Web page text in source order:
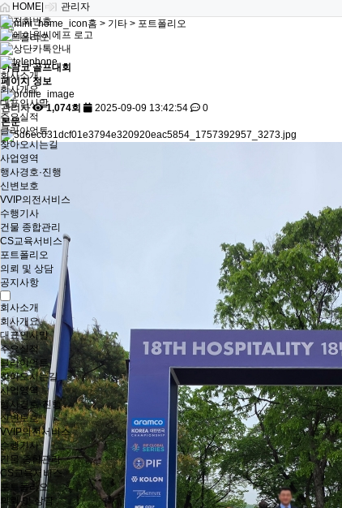
HOME 관리자
회사소개
회사개요
대표인사말
주요실적
클라이언트
찾아오시는길
사업영역
행사경호·진행
신변보호
VVIP의전서비스
수행기사
건물 종합관리
CS교육서비스
포트폴리오
의뢰 및 상담
공지사항
회사소개
회사개요
대표인사말
주요실적
클라이언트
찾아오시는길
사업영역
행사경호·진행
신변보호
VVIP의전서비스
수행기사
건물 종합관리
CS교육서비스
포트폴리오
의뢰 및 상담
홈 > 기타 > 포트폴리오
포트폴리오
아람코 골프대회
페이지 정보
관리자 1,074회 2025-09-09 13:42:54
0
본문